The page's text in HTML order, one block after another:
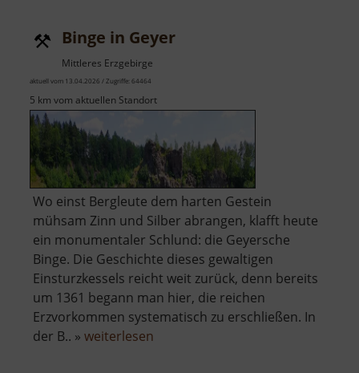
Binge in Geyer
Mittleres Erzgebirge
aktuell vom 13.04.2026 / Zugriffe: 64464
5 km vom aktuellen Standort
Wo einst Bergleute dem harten Gestein
mühsam Zinn und Silber abrangen, klafft heute
ein monumentaler Schlund: die Geyersche
Binge. Die Geschichte dieses gewaltigen
Einsturzkessels reicht weit zurück, denn bereits
um 1361 begann man hier, die reichen
Erzvorkommen systematisch zu erschließen. In
der B.. » weiterlesen